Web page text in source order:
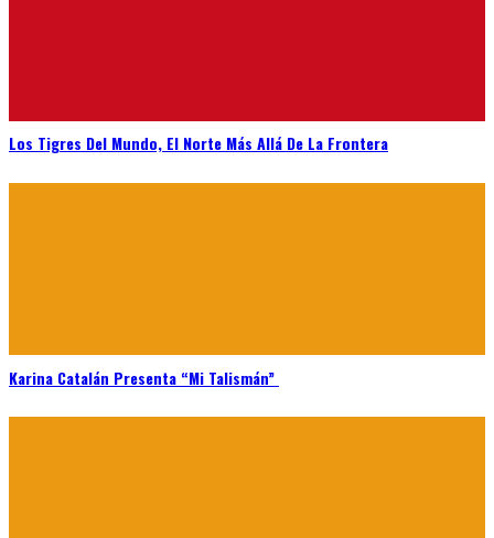
Los Tigres Del Mundo, El Norte Más Allá De La Frontera
Karina Catalán Presenta “Mi Talismán”